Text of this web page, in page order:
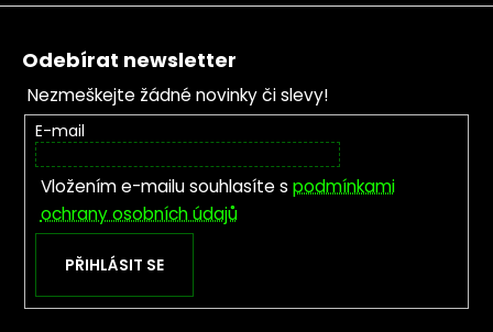
Zápatí
Odebírat newsletter
Nezmeškejte žádné novinky či slevy!
E-mail
Vložením e-mailu souhlasíte s podmínkami
ochrany osobních údajů
PŘIHLÁSIT SE